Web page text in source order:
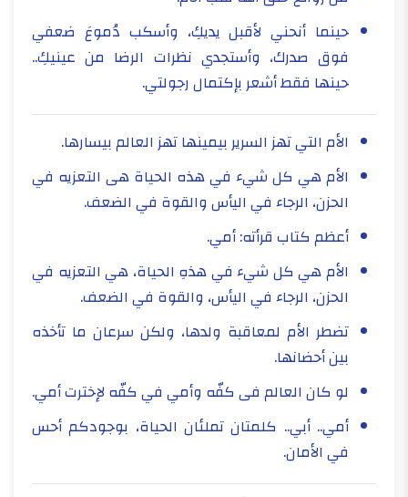
حينما أنحني لأقبل يديكِ، وأسكب دُموعَ ضعفي
فوق صدرك، وأستجدي نظرات الرضا من عينيكِ..
حينها فقط أشعر بإكتمال رجولتي.
الأم التي تهز السرير بيمينها تهز العالم بيسارها.
الأم هي كل شيء في هذه الحياة هى التعزيه في
الحزن، الرجاء في اليأس والقوة في الضعف.
أعظم كتاب قرأته: أمي.
الأم هي كل شيء في هذهِ الحياة، هي التعزيه في
الحزن، الرجاء في اليأس، والقوة في الضعف.
تضطر الأم لمعاقبة ولدها، ولكن سرعان ما تأخذه
بين أحضانها.
لو كان العالم فى كفّه وأمي في كفّه لإخترت أمي.
أمي.. أبي.. كلمتان تملئان الحياة، بوجودكم أحس
في الأمان.